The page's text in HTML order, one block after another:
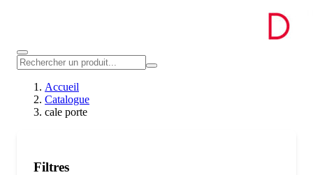
Accueil
Catalogue
cale porte
Filtres